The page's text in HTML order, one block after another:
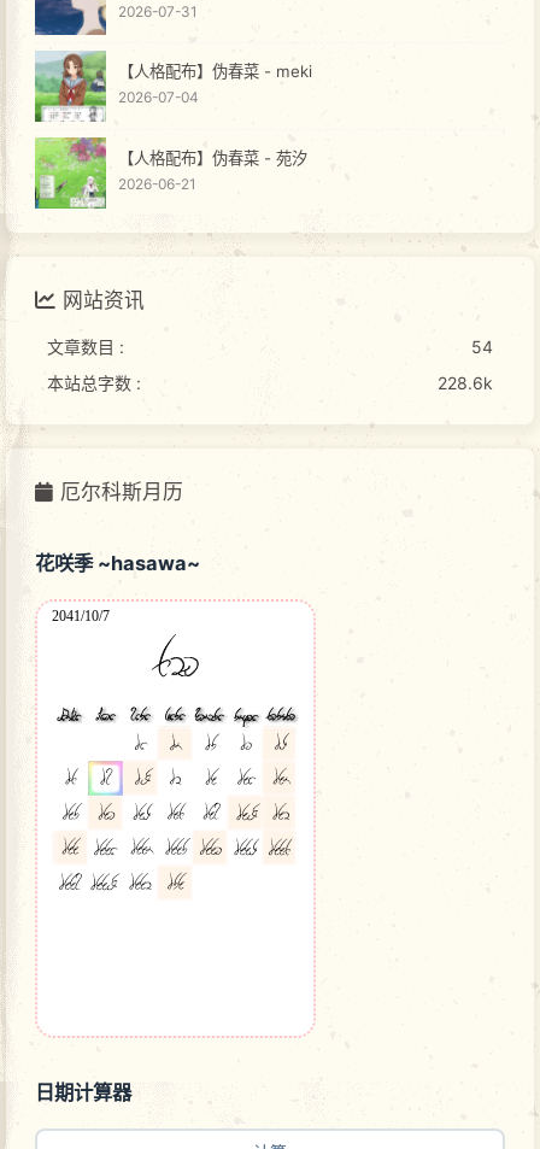
2026-07-31
【人格配布】伪春菜 - meki
2026-07-04
【人格配布】伪春菜 - 苑汐
2026-06-21
网站资讯
文章数目 :
54
本站总字数 :
228.6k
厄尔科斯月历
花咲季 ~hasawa~
日期计算器